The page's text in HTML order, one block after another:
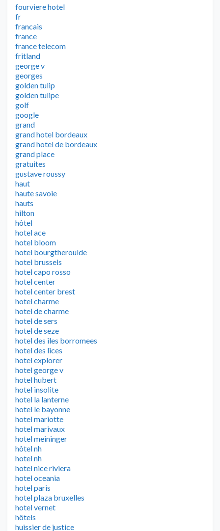
fourviere hotel
fr
francais
france
france telecom
fritland
george v
georges
golden tulip
golden tulipe
golf
google
grand
grand hotel bordeaux
grand hotel de bordeaux
grand place
gratuites
gustave roussy
haut
haute savoie
hauts
hilton
hôtel
hotel ace
hotel bloom
hotel bourgtheroulde
hotel brussels
hotel capo rosso
hotel center
hotel center brest
hotel charme
hotel de charme
hotel de sers
hotel de seze
hotel des iles borromees
hotel des lices
hotel explorer
hotel george v
hotel hubert
hotel insolite
hotel la lanterne
hotel le bayonne
hotel mariotte
hotel marivaux
hotel meininger
hôtel nh
hotel nh
hotel nice riviera
hotel oceania
hotel paris
hotel plaza bruxelles
hotel vernet
hôtels
huissier de justice